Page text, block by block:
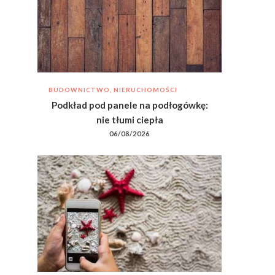
BUDOWNICTWO, NIERUCHOMOŚCI
Podkład pod panele na podłogówkę:
nie tłumi ciepła
06/08/2026